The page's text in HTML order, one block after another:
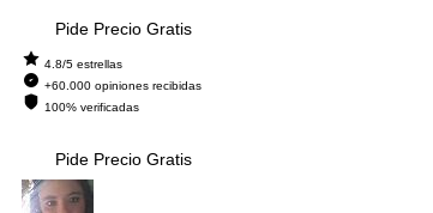
Pide Precio Gratis
Pide Precio Gratis
4.8/5 estrellas
+60.000 opiniones recibidas
100% verificadas